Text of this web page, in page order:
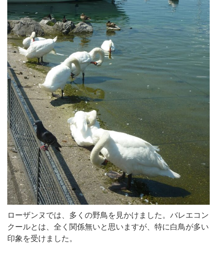
ローザンヌでは、多くの野鳥を見かけました。バレエコン
クールとは、全く関係無いと思いますが、特に白鳥が多い
印象を受けました。